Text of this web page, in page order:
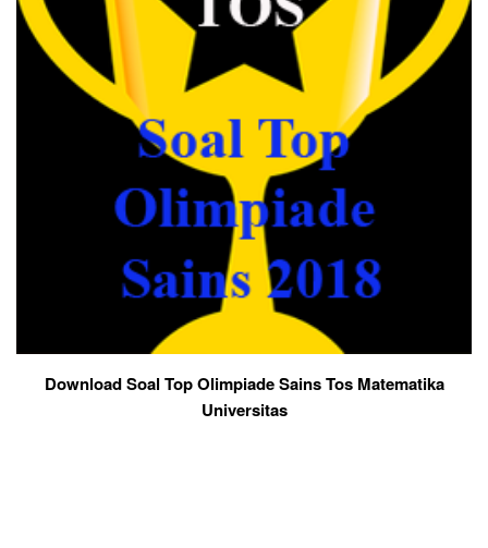
Download Soal Top Olimpiade Sains Tos Matematika
Universitas